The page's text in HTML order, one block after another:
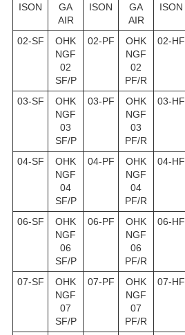
ISON
GA
AIR
ISON
GA
AIR
ISON
02-SF
OHK
NGF
02
SF/P
02-PF
OHK
NGF
02
PF/R
02-HF
03-SF
OHK
NGF
03
SF/P
03-PF
OHK
NGF
03
PF/R
03-HF
04-SF
OHK
NGF
04
SF/P
04-PF
OHK
NGF
04
PF/R
04-HF
06-SF
OHK
NGF
06
SF/P
06-PF
OHK
NGF
06
PF/R
06-HF
07-SF
OHK
NGF
07
SF/P
07-PF
OHK
NGF
07
PF/R
07-HF